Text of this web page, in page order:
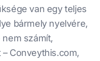
van egy teljes
bármely nyelvére,
számít,
Conveythis.com,